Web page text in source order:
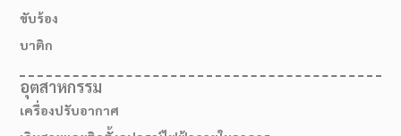
ขับร้อง
บาติก
อุตสาหกรรม
เครื่องปรับอากาศ